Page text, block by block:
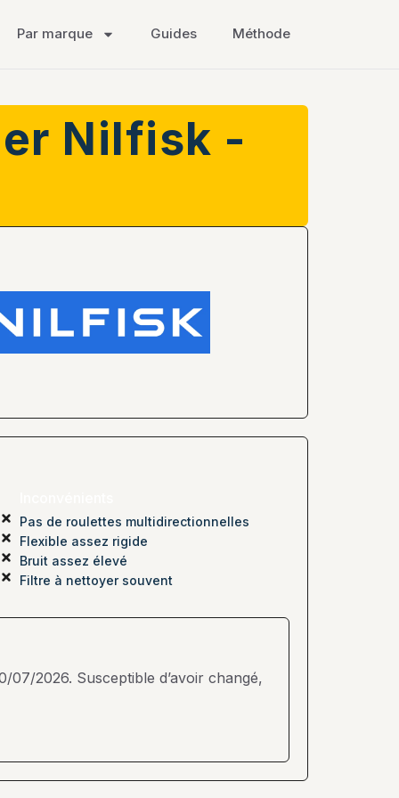
Par marque Guides Méthode
Nilfisk -
Pas de roulettes multidirectionnelles
Flexible assez rigide
Bruit assez élevé
Filtre à nettoyer souvent
07/2026. Susceptible d’avoir changé,